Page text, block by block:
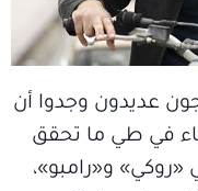
عديدون وجدوا أن
في طي ما تحقق
و«رامبو»،